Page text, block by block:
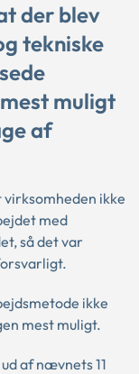
der blev
tekniske
muligt
af
ikke
med
så det var
ikke
mest muligt.
af nævnets 11